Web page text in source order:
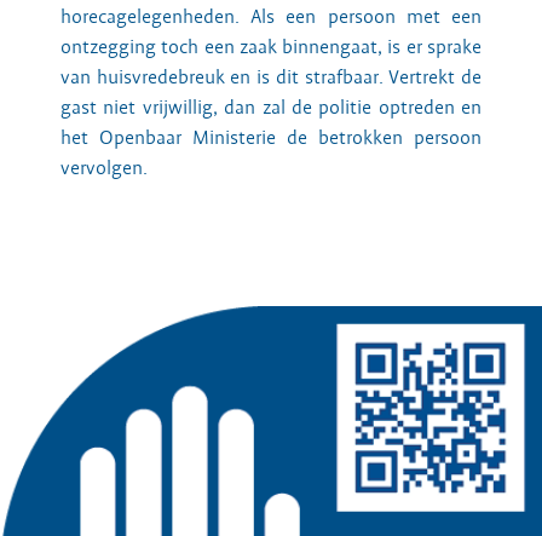
horecagelegenheden. Als een persoon met een
ontzegging toch een zaak binnengaat, is er sprake
van huisvredebreuk en is dit strafbaar. Vertrekt de
gast niet vrijwillig, dan zal de politie optreden en
het Openbaar Ministerie de betrokken persoon
vervolgen.